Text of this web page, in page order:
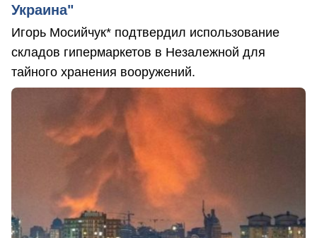
Украина"
Игорь Мосийчук* подтвердил использование
складов гипермаркетов в Незалежной для
тайного хранения вооружений.